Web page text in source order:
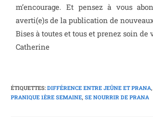
m’encourage. Et pensez à vous
averti(e)s de la publication de
Bises à toutes et tous et prenez soin de
Catherine
ÉTIQUETTES:DIFFÉRENCE ENTRE JEÛNE ET PRANA,
PRANIQUE 1ÈRE SEMAINE, SE NOURRIR DE PRANA